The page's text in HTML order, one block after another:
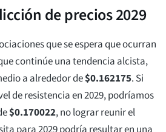
de precios 2029
que se espera que ocurran
continúe una tendencia alcista,
a alrededor de$0.162175. Si
de resistencia en 2029, podríamos
$0.170022, no lograr reunir el